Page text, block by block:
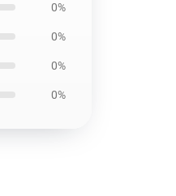
0%
0%
0%
0%